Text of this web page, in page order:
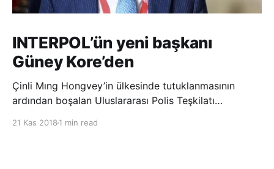
INTERPOL’ün yeni başkanı
Güney Kore’den
Çinli Mıng Hongvey’in ülkesinde tutuklanmasının
ardından boşalan Uluslararası Polis Teşkilatı
21 Kas 2018 1 min read